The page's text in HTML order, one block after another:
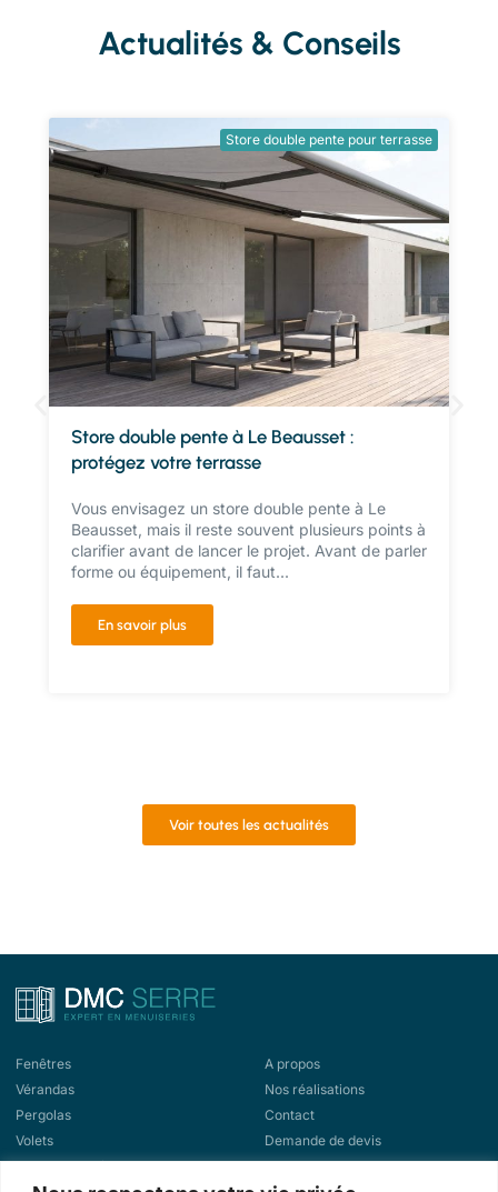
Actualités & Conseils
Store double pente pour terrasse
Store double pente à Le Beausset :
protégez votre terrasse
Vous envisagez un store double pente à Le
Beausset, mais il reste souvent plusieurs points à
clarifier avant de lancer le projet. Avant de parler
forme ou équipement, il faut...
En savoir plus
Voir toutes les actualités
Fenêtres
Vérandas
Pergolas
Volets
Portes d'entrée
A propos
Nos réalisations
Contact
Demande de devis
Demande de rappel